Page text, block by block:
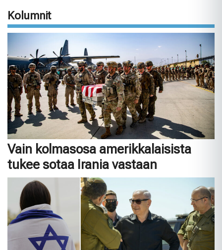
Kolumnit
Vain kolmasosa amerikkalaisista
tukee sotaa Irania vastaan